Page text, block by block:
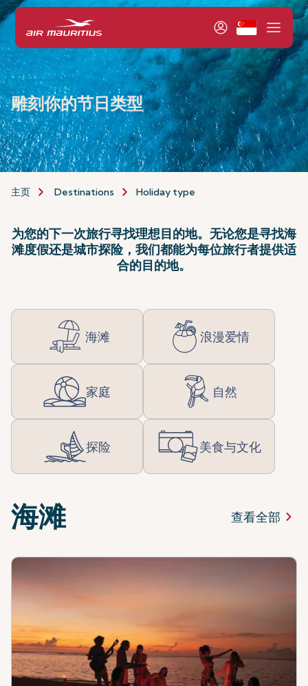
雕刻你的节日类型
主页 Destinations Holiday type
为您的下一次旅行寻找理想目的地。无论您是寻找海
滩度假还是城市探险，我们都能为每位旅行者提供适
合的目的地。
海滩 浪漫爱情
家庭 自然
探险 美食与文化
海滩 查看全部